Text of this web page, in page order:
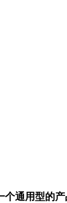
个通用型的